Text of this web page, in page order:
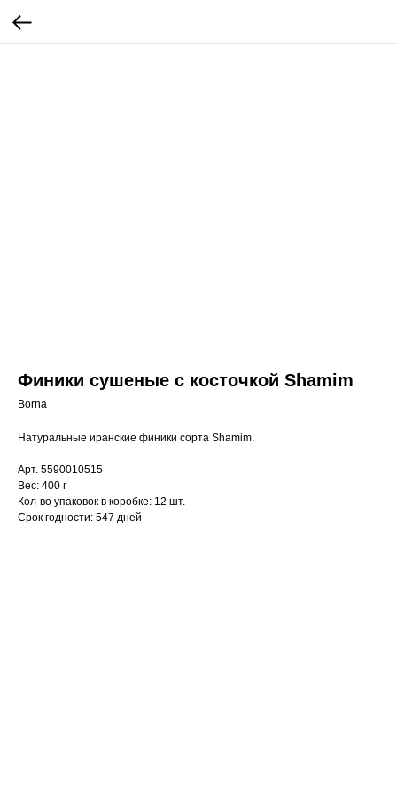
Финики сушеные с косточкой Shamim
Borna
Натуральные иранские финики сорта Shamim.
Арт. 5590010515
Вес: 400 г
Кол-во упаковок в коробке: 12 шт.
Срок годности: 547 дней